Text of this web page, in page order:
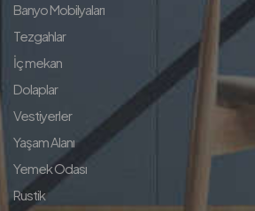
Banyo Mobilyaları
Tezgahlar
İç mekan
Dolaplar
Vestiyerler
Yaşam Alanı
Yemek Odası
Rustik